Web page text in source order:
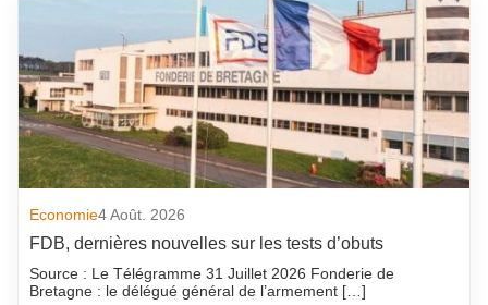
Economie4 Août. 2026
FDB, dernières nouvelles sur les tests d’obuts
Source : Le Télégramme 31 Juillet 2026 Fonderie de
Bretagne : le délégué général de l’armement […]